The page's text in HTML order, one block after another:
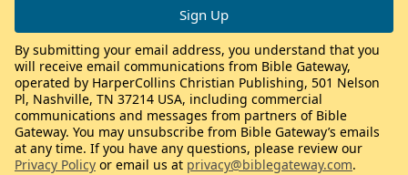
By submitting your email address, you understand that you
will receive email communications from Bible Gateway,
operated by HarperCollins Christian Publishing, 501 Nelson
Pl, Nashville, TN 37214 USA, including commercial
communications and messages from partners of Bible
Gateway. You may unsubscribe from Bible Gateway’s emails
at any time. If you have any questions, please review our
Privacy Policy or email us at privacy@biblegateway.com.